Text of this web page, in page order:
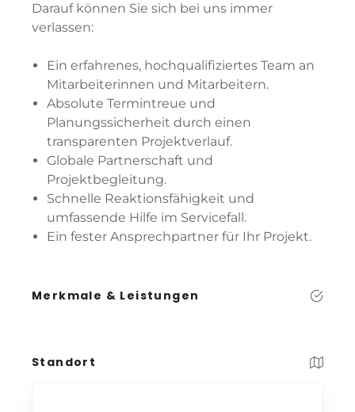
Darauf können Sie sich bei uns immer
verlassen:
Ein erfahrenes, hochqualifiziertes Team an
Mitarbeiterinnen und Mitarbeitern.
Absolute Termintreue und
Planungssicherheit durch einen
transparenten Projektverlauf.
Globale Partnerschaft und
Projektbegleitung.
Schnelle Reaktionsfähigkeit und
umfassende Hilfe im Servicefall.
Ein fester Ansprechpartner für Ihr Projekt.
Merkmale & Leistungen
Standort